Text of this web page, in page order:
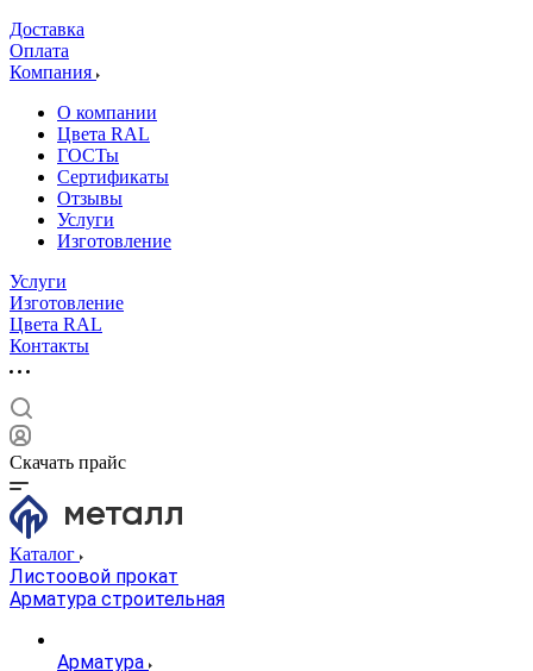
Доставка
Оплата
Компания
О компании
Цвета RAL
ГОСТы
Сертификаты
Отзывы
Услуги
Изготовление
Услуги
Изготовление
Цвета RAL
Контакты
Скачать прайс
Каталог
Листоовой прокат
Арматура строительная
Арматура